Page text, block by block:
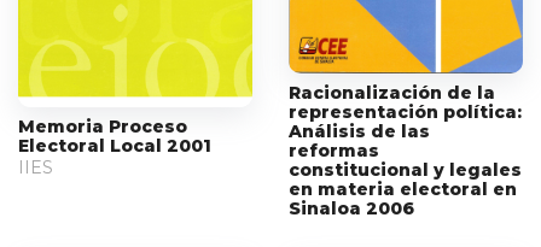
Memoria Proceso
Electoral Local 2001
IIES
Racionalización de la
representación política:
Análisis de las
reformas
constitucional y legales
en materia electoral en
Sinaloa 2006